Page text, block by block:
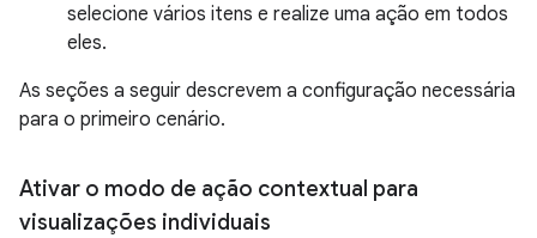
selecione vários itens e realize uma ação em todos
eles.
As seções a seguir descrevem a configuração necessária
para o primeiro cenário.
Ativar o modo de ação contextual para
visualizações individuais